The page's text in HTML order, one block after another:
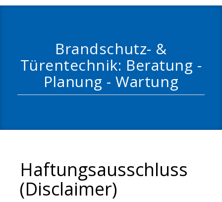
Brandschutz- &
Türentechnik: Beratung -
Planung - Wartung
Haftungsausschluss
(Disclaimer)